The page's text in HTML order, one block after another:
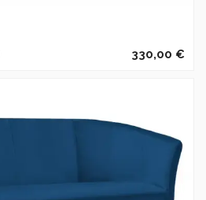
330,00 €